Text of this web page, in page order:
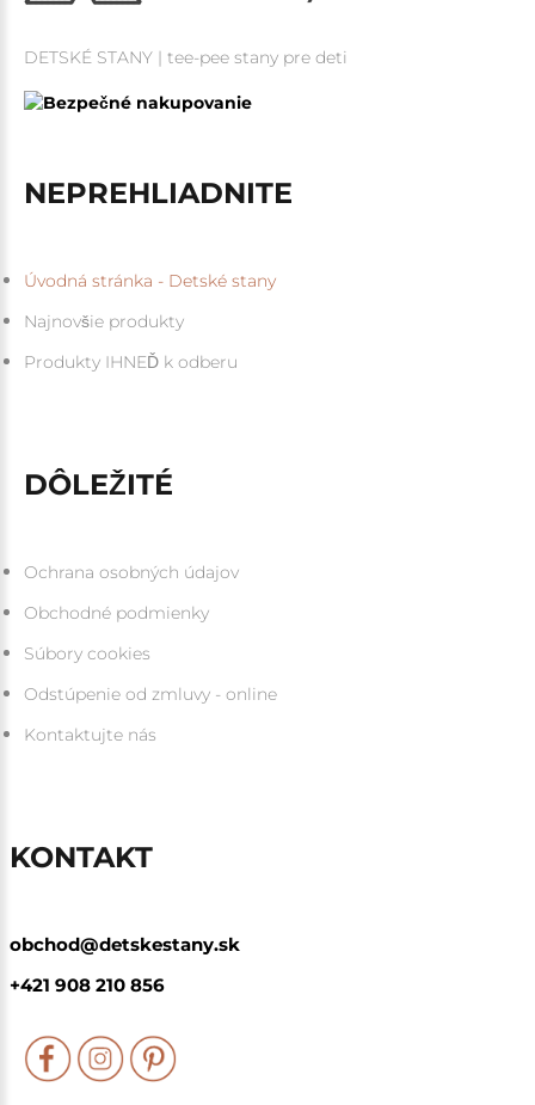
DETSKÉ STANY | tee-pee stany pre deti
NEPREHLIADNITE
Úvodná stránka - Detské stany
Najnovšie produkty
Produkty IHNEĎ k odberu
DÔLEŽITÉ
Ochrana osobných údajov
Obchodné podmienky
Súbory cookies
Odstúpenie od zmluvy - online
Kontaktujte nás
KONTAKT
obchod@detskestany.sk
+421 908 210 856